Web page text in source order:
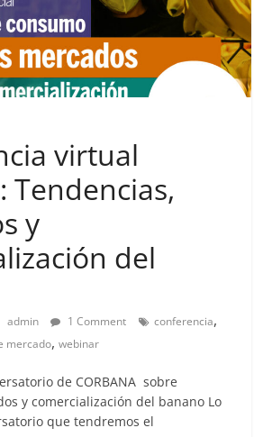
virtual
Tendencias,
y
del
admin 1 Comment conferencia,
mercado,webinar
de CORBANA sobre
y comercialización del banano Lo
que tendremos el